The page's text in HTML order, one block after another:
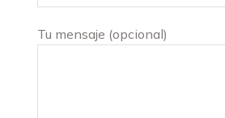
Tu mensaje (opcional)